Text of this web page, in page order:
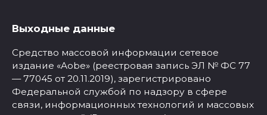
Выходные данные
Средство массовой информации сетевое
издание «Aobe» (реестровая запись ЭЛ № ФС 77
— 77045 от 20.11.2019), зарегистрировано
Федеральной службой по надзору в сфере
связи, информационных технологий и массовых